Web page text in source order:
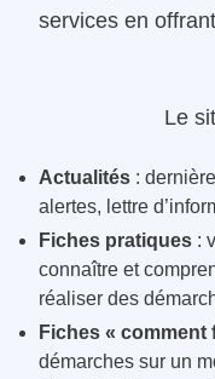
services en
Le
Actualités :
alertes, lettre
Fiches pratiques :
connaître et
réaliser des
Fiches « comment
démarches sur un